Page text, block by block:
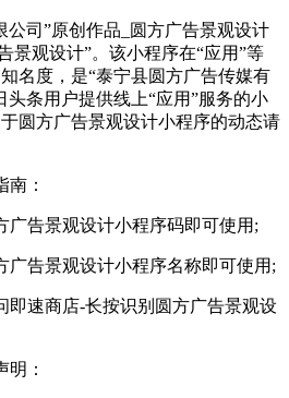
公司”原创作品_圆方广告景观设计
景观设计”。该小程序在“应用”等
名度，是“泰宁县圆方广告传媒有
头条用户提供线上“应用”服务的小
圆方广告景观设计小程序的动态请
南：
广告景观设计小程序码即可使用;
广告景观设计小程序名称即可使用;
即速商店-长按识别圆方广告景观设
明：